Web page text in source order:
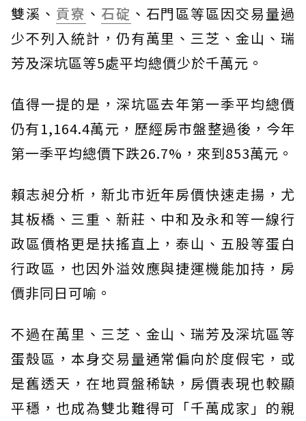
雙溪、 貢寮 、 石碇 、石門區等區因交易量過
少不列入統計，仍有萬里、三芝、金山、瑞
芳及深坑區等5處平均總價少於千萬元。
值得一提的是，深坑區去年第一季平均總價
仍有1,164.4萬元，歷經房市盤整過後，今年
第一季平均總價下跌26.7%，來到853萬元。
賴志昶分析，新北市近年房價快速走揚，尤
其板橋、三重、新莊、中和及永和等一線行
政區價格更是扶搖直上，泰山、五股等蛋白
行政區，也因外溢效應與捷運機能加持，房
價非同日可喻。
不過在萬里、三芝、金山、瑞芳及深坑區等
蛋殼區，本身交易量通常偏向於度假宅，或
是舊透天，在地買盤稀缺，房價表現也較顯
平穩，也成為雙北難得可「千萬成家」的親